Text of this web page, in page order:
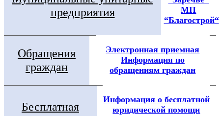
предприятия
МП
“Благострой“
Обращения
граждан
Электронная приемная
Информация по
обращениям граждан
Бесплатная
Информация о бесплатной
юридической помощи